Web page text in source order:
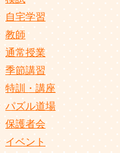
自宅学習
教師
通常授業
季節講習
特訓・講座
パズル道場
保護者会
イベント